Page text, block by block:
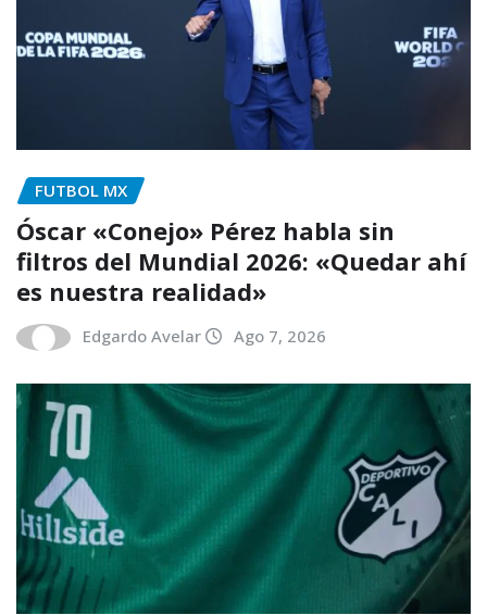
FUTBOL MX
Óscar «Conejo» Pérez habla sin
filtros del Mundial 2026: «Quedar ahí
es nuestra realidad»
Edgardo Avelar Ago 7, 2026